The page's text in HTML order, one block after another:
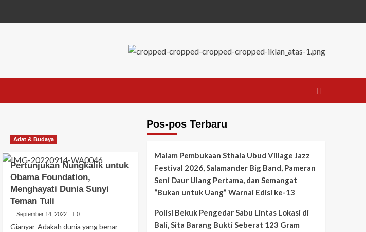
Adat & Budaya
Pertunjukan Nungkalik untuk
Obama Foundation,
Menghayati Dunia Sunyi
Teman Tuli
September 14, 2022 0
Gianyar-Adakah dunia yang benar-
Pos-pos Terbaru
Malam Pembukaan Sthala Ubud Village Jazz
Festival 2026, Salamander Big Band, Pameran
Seni Daur Ulang Pertama, dan Semangat
“Bukan untuk Uang” Warnai Edisi ke-13
Polisi Bekuk Pengedar Sabu Lintas Lokasi di
Bali, Sita Barang Bukti Seberat 123 Gram